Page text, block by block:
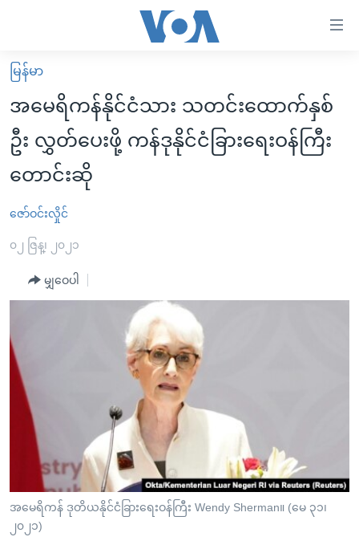
လွယ်ကူ
စေ
သည့်
Link
များ
ပင်မ
အကြောင်းအရာ
ကျော်
ကြည့်
ပင်မ
ညွန်း
စာမျက်နှာ
ရန်
ရှာဖွေ
ရန်
မူလစာမျက်နှာ
မြန်မာ
ကမ္ဘာ့သတင်းများ
နိုင်ငံတကာ
အစ္စရေး-ပါလက်စတိုင်း
ဗွီဒီယို
အင်္ဂလိပ်စာလေ့လာမယ်
အမေရိကန်သုံးအီဒီယံ
ရုပ်ရှင်ထဲက အင်္ဂလိပ်စာ
သုတပဒေသာ အင်္ဂလိပ်စာ
အပတ်စဉ်ကဏ္ဍများ
ရေဒီယိုနှင့်ရုပ်သံ အချက်အလက်များ
ရေဒီယို/တီဗွီအစီအစဉ်
Learning English
ဗွီအိုအေ လူမှုကွန်ယက်များ
ဘာသာစကားများ
မြန်မာ
အမေရိကန်နိုင်ငံသား သတင်းထောက်နှစ်
ဦး လွှတ်ပေးဖို့ ကန်ဒုနိုင်ငံခြားရေးဝန်ကြီး
တောင်းဆို
ဇော်ဝင်းလှိုင်
၀၂ ဇြန္၊ ၂၀၂၁
မျှဝေပါ
အမေရိကန် ဒုတိယနိုင်ငံခြားရေးဝန်ကြီး Wendy Sherman။ (မေ ၃၁၊
၂၀၂၁)